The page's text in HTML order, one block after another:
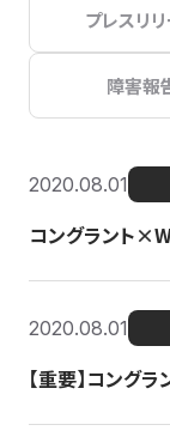
プレスリ
障害報
2020.08.01
コングラント
2020.08.01
【重要】コング